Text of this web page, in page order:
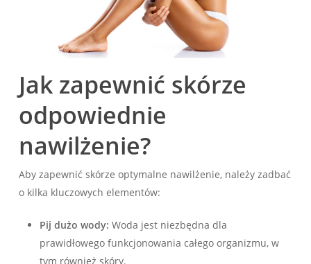
Jak zapewnić skórze
odpowiednie
nawilżenie?
Aby zapewnić skórze optymalne nawilżenie, należy zadbać
o kilka kluczowych elementów:
Pij dużo wody: Woda jest niezbędna dla
prawidłowego funkcjonowania całego organizmu, w
tym również skóry.